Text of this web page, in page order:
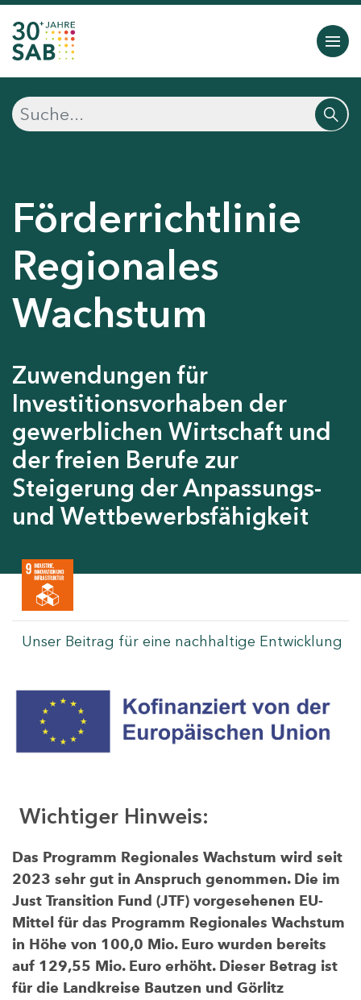
Förderrichtlinie
Regionales
Wachstum
Zuwendungen für
Investitionsvorhaben der
gewerblichen Wirtschaft und
der freien Berufe zur
Steigerung der Anpassungs-
und Wettbewerbsfähigkeit
Unser Beitrag für eine nachhaltige Entwicklung
Wichtiger Hinweis:
Das Programm Regionales Wachstum wird seit
2023 sehr gut in Anspruch genommen. Die im
Just Transition Fund (JTF) vorgesehenen EU-
Mittel für das Programm Regionales Wachstum
in Höhe von 100,0 Mio. Euro wurden bereits
auf 129,55 Mio. Euro erhöht. Dieser Betrag ist
für die Landkreise Bautzen und Görlitz